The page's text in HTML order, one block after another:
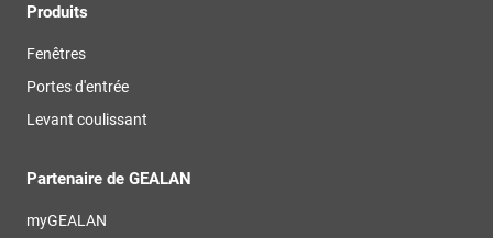
Produits
Fenêtres
Portes d'entrée
Levant coulissant
Partenaire de GEALAN
myGEALAN